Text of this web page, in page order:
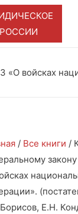
войсках
/ Все книги /
Е.Н.